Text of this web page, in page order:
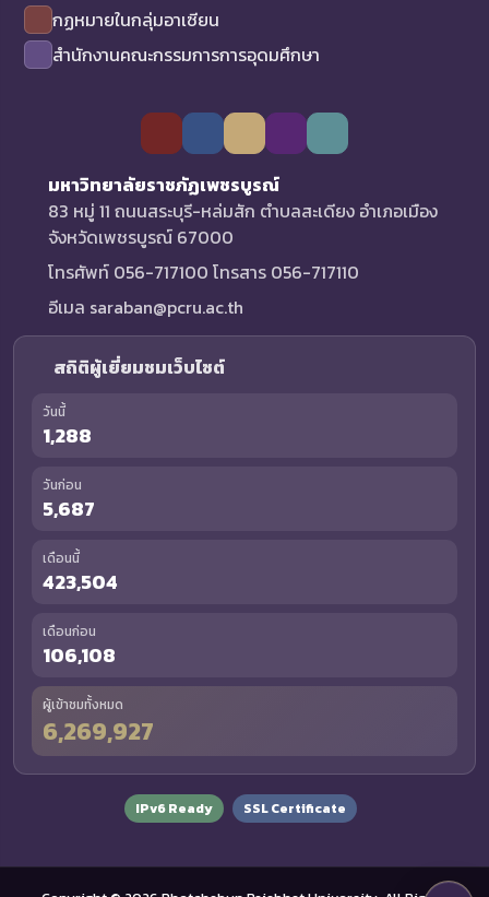
กฏหมายในกลุ่มอาเซียน
สำนักงานคณะกรรมการการอุดมศึกษา
มหาวิทยาลัยราชภัฏเพชรบูรณ์
83 หมู่ 11 ถนนสระบุรี-หล่มสัก ตำบลสะเดียง อำเภอเมือง
จังหวัดเพชรบูรณ์ 67000
โทรศัพท์ 056-717100 โทรสาร 056-717110
อีเมล saraban@pcru.ac.th
สถิติผู้เยี่ยมชมเว็บไซต์
วันนี้
1,288
วันก่อน
5,687
เดือนนี้
423,504
เดือนก่อน
106,108
ผู้เข้าชมทั้งหมด
6,269,927
IPv6 Ready SSL Certificate